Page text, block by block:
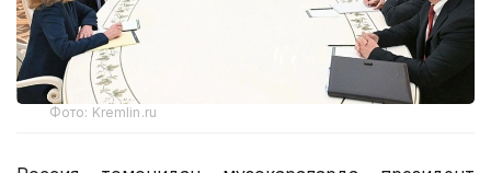
Фото: Kremlin.ru